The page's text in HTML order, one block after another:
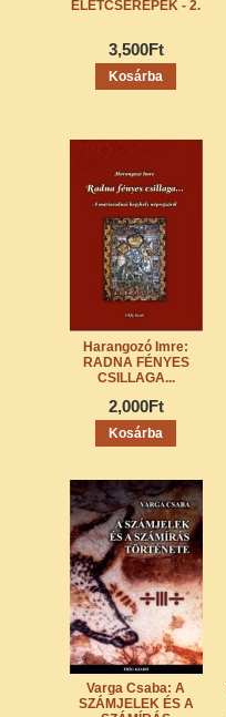
ÉLETCSEREPEK - 2.
3,500Ft
Harangozó Imre:
RADNA FÉNYES
CSILLAGA...
2,000Ft
Varga Csaba: A
SZÁMJELEK ÉS A